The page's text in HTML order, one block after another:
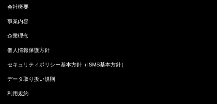
会社概要
事業内容
企業理念
個人情報保護方針
セキュリティポリシー基本方針（ISMS基本方針）
データ取り扱い規則
利用規約